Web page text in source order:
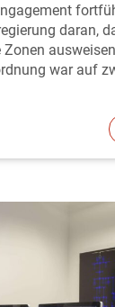
daran,
war auf